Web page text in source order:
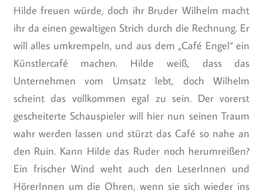
Hilde freuen würde, doch ihr Bruder Wilhelm macht
ihr da einen gewaltigen Strich durch die Rechnung. Er
will alles umkrempeln, und aus dem „Café Engel“ ein
Künstlercafé machen. Hilde weiß, dass das
Unternehmen vom Umsatz lebt, doch Wilhelm
scheint das vollkommen egal zu sein. Der vorerst
gescheiterte Schauspieler will hier nun seinen Traum
wahr werden lassen und stürzt das Café so nahe an
den Ruin. Kann Hilde das Ruder noch herumreißen?
Ein frischer Wind weht auch den LeserInnen und
HörerInnen um die Ohren, wenn sie sich wieder ins